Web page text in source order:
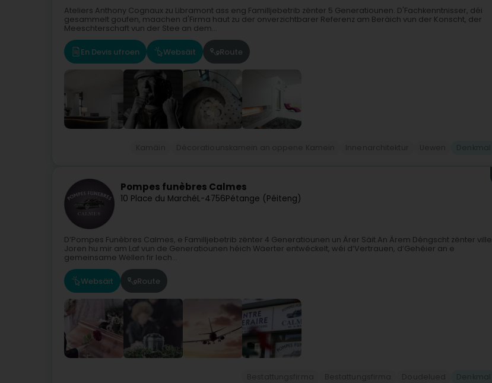
Ateliers Anthony Cognaux zu Libramont ass eng Familljebetrib zënter 5 Generatiounen. D'Fachkenntnisser, déi
gesammelt goufen, maachen d'Firma haut zu der onverzichtbarer Referenz am Beräich vun der Konscht, der
Meeschterschaft vun der Stee an dem...
En Devis ufroen Websäit Route
Pompes funèbres Calmes
10 Place du MarchéL-4756Pétange (Péiteng)
D’Pompes Funèbres Calmes, e Familljebetrib zënter 4 Generatiounen un Ärer Säit.An Ärem Déngscht zënter ville
Joren hu mir am Laf vun de Generatiounen héich Wäerter entwéckelt, wéi d’Vertrauen, d’Gehéier an e
gemeinsame Wëllen fir Iech...
Websäit Route